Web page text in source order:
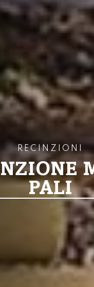
RECINZIONI
PALI